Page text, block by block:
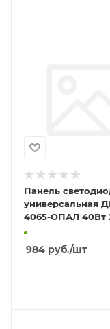
Панель
универсальная
4065-ОПАЛ 40Вт
984 руб./шт